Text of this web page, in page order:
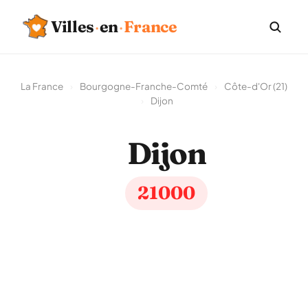
Villes·en·France
La France Bourgogne-Franche-Comté
Côte-d'Or (21)
Dijon
Dijon
21000